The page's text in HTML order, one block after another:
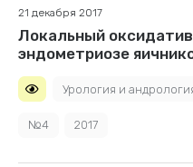
21 декабря 2017
Локальный
эндометриозе
Урология и
№4 2017